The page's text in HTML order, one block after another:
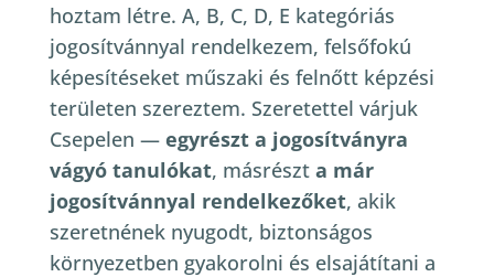
hoztam létre. A, B, C, D, E kategóriás
jogosítvánnyal rendelkezem, felsőfokú
képesítéseket műszaki és felnőtt képzési
területen szereztem. Szeretettel várjuk
Csepelen — egyrészt a jogosítványra
vágyó tanulókat, másrészt a már
jogosítvánnyal rendelkezőket, akik
szeretnének nyugodt, biztonságos
környezetben gyakorolni és elsajátítani a